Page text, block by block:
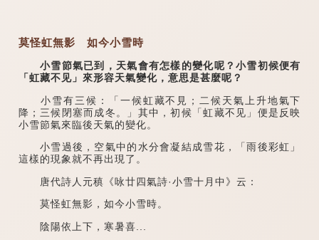
莫怪虹無影 如今小雪時
小雪節氣已到，天氣會有怎樣的變化呢？小雪初候便有
「虹藏不见」來形容天氣變化，意思是甚麼呢？
小雪有三候：「一候虹藏不見；二候天氣上升地氣下
降；三候閉塞而成冬。」其中，初候「虹藏不见」便是反映
小雪節氣來臨後天氣的變化。
小雪過後，空氣中的水分會凝結成雪花，「雨後彩虹」
這樣的現象就不再出現了。
唐代詩人元稹《咏廿四氣詩·小雪十月中》云：
莫怪虹無影，如今小雪時。
陰陽依上下，寒暑喜...